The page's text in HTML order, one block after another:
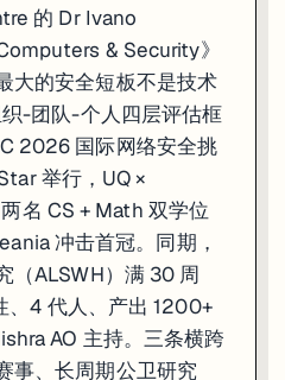
的 Dr Ivano
& Security》
大的安全短板不是技术
-团队-个人四层评估框
2026 国际网络安全挑
举行，UQ ×
名 CS + Math 双学位
冲击首冠。同期，
（ALSWH）满 30 周
、4 代人、产出 1200+
AO 主持。三条横跨
事、长周期公卫研究